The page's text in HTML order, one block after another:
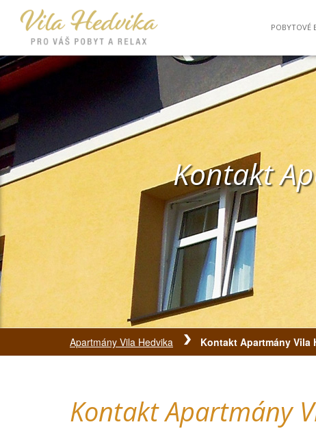
POBYTOVÉ
Kontakt
Apartmány Vila Hedvika Kontakt Apartmány Vila
Kontakt Apartmány